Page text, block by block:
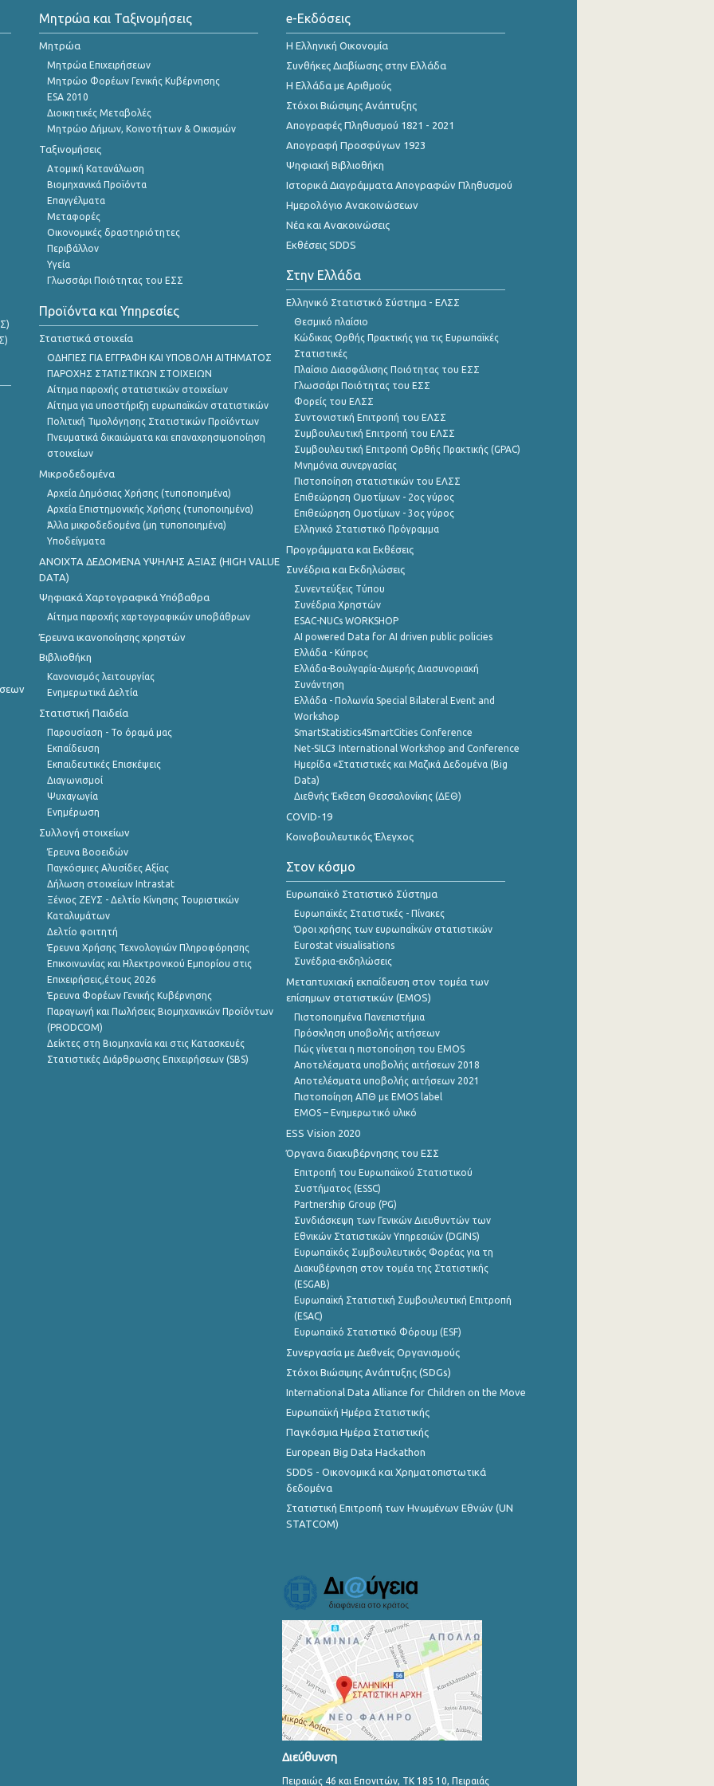
Μητρώα και Ταξινομήσεις
Μητρώα
Μητρώα Επιχειρήσεων
Μητρώο Φορέων Γενικής Κυβέρνησης
ESA 2010
Διοικητικές Μεταβολές
Μητρώο Δήμων, Κοινοτήτων & Οικισμών
Ταξινομήσεις
Ατομική Κατανάλωση
Βιομηχανικά Προϊόντα
Επαγγέλματα
Μεταφορές
Οικονομικές δραστηριότητες
Περιβάλλον
Υγεία
Γλωσσάρι Ποιότητας του ΕΣΣ
Προϊόντα και Υπηρεσίες
Στατιστικά στοιχεία
ΟΔΗΓΙΕΣ ΓΙΑ ΕΓΓΡΑΦΗ ΚΑΙ ΥΠΟΒΟΛΗ ΑΙΤΗΜΑΤΟΣ
ΠΑΡΟΧΗΣ ΣΤΑΤΙΣΤΙΚΩΝ ΣΤΟΙΧΕΙΩΝ
Αίτημα παροχής στατιστικών στοιχείων
Αίτημα για υποστήριξη ευρωπαϊκών στατιστικών
Πολιτική Τιμολόγησης Στατιστικών Προϊόντων
Πνευματικά δικαιώματα και επαναχρησιμοποίηση
στοιχείων
Μικροδεδομένα
Αρχεία Δημόσιας Χρήσης (τυποποιημένα)
Αρχεία Επιστημονικής Χρήσης (τυποποιημένα)
Άλλα μικροδεδομένα (μη τυποποιημένα)
Υποδείγματα
ANOIXTA ΔΕΔΟΜΕΝΑ ΥΨΗΛΗΣ ΑΞΙΑΣ (HIGH VALUE
DATA)
Ψηφιακά Χαρτογραφικά Υπόβαθρα
Αίτημα παροχής χαρτογραφικών υποβάθρων
Έρευνα ικανοποίησης χρηστών
Βιβλιοθήκη
Κανονισμός λειτουργίας
Ενημερωτικά Δελτία
Στατιστική Παιδεία
Παρουσίαση - Το όραμά μας
Εκπαίδευση
Εκπαιδευτικές Επισκέψεις
Διαγωνισμοί
Ψυχαγωγία
Ενημέρωση
Συλλογή στοιχείων
Έρευνα Βοοειδών
Παγκόσμιες Αλυσίδες Αξίας
Δήλωση στοιχείων Intrastat
Ξένιος ΖΕΥΣ - Δελτίο Κίνησης Τουριστικών
Καταλυμάτων
Δελτίο φοιτητή
Έρευνα Χρήσης Τεχνολογιών Πληροφόρησης
Επικοινωνίας και Ηλεκτρονικού Εμπορίου στις
Επιχειρήσεις,έτους 2026
Έρευνα Φορέων Γενικής Κυβέρνησης
Παραγωγή και Πωλήσεις Βιομηχανικών Προϊόντων
(PRODCOM)
Δείκτες στη Βιομηχανία και στις Κατασκευές
Στατιστικές Διάρθρωσης Επιχειρήσεων (SBS)
e-Εκδόσεις
Η Ελληνική Οικονομία
Συνθήκες Διαβίωσης στην Ελλάδα
Η Ελλάδα με Αριθμούς
Στόχοι Βιώσιμης Ανάπτυξης
Απογραφές Πληθυσμού 1821 - 2021
Απογραφή Προσφύγων 1923
Ψηφιακή Βιβλιοθήκη
Ιστορικά Διαγράμματα Απογραφών Πληθυσμού
Ημερολόγιο Ανακοινώσεων
Νέα και Ανακοινώσεις
Εκθέσεις SDDS
Στην Ελλάδα
Ελληνικό Στατιστικό Σύστημα - ΕΛΣΣ
Θεσμικό πλαίσιο
Κώδικας Ορθής Πρακτικής για τις Ευρωπαϊκές
Στατιστικές
Πλαίσιο Διασφάλισης Ποιότητας του ΕΣΣ
Γλωσσάρι Ποιότητας του ΕΣΣ
Φορείς του ΕΛΣΣ
Συντονιστική Επιτροπή του ΕΛΣΣ
Συμβουλευτική Επιτροπή του ΕΛΣΣ
Συμβουλευτική Επιτροπή Ορθής Πρακτικής (GPAC)
Μνημόνια συνεργασίας
Πιστοποίηση στατιστικών του ΕΛΣΣ
Επιθεώρηση Ομοτίμων - 2ος γύρος
Επιθεώρηση Ομοτίμων - 3ος γύρος
Ελληνικό Στατιστικό Πρόγραμμα
Προγράμματα και Εκθέσεις
Συνέδρια και Εκδηλώσεις
Συνεντεύξεις Τύπου
Συνέδρια Χρηστών
ESAC-NUCs WORKSHOP
AI powered Data for AI driven public policies
Ελλάδα - Κύπρος
Ελλάδα-Βουλγαρία-Διμερής Διασυνοριακή
Συνάντηση
Ελλάδα - Πολωνία Special Bilateral Event and
Workshop
SmartStatistics4SmartCities Conference
Net-SILC3 International Workshop and Conference
Ημερίδα «Στατιστικές και Μαζικά Δεδομένα (Big
Data)
Διεθνής Έκθεση Θεσσαλονίκης (ΔΕΘ)
COVID-19
Κοινοβουλευτικός Έλεγχος
Στον κόσμο
Ευρωπαϊκό Στατιστικό Σύστημα
Ευρωπαϊκές Στατιστικές - Πίνακες
Όροι χρήσης των ευρωπαΪκών στατιστικών
Eurostat visualisations
Συνέδρια-εκδηλώσεις
Μεταπτυχιακή εκπαίδευση στον τομέα των
επίσημων στατιστικών (EMOS)
Πιστοποιημένα Πανεπιστήμια
Πρόσκληση υποβολής αιτήσεων
Πώς γίνεται η πιστοποίηση του EMOS
Αποτελέσματα υποβολής αιτήσεων 2018
Αποτελέσματα υποβολής αιτήσεων 2021
Πιστοποίηση ΑΠΘ με EMOS label
EMOS – Ενημερωτικό υλικό
ESS Vision 2020
Όργανα διακυβέρνησης του ΕΣΣ
Επιτροπή του Ευρωπαϊκού Στατιστικού
Συστήματος (ESSC)
Partnership Group (PG)
Συνδιάσκεψη των Γενικών Διευθυντών των
Εθνικών Στατιστικών Υπηρεσιών (DGINS)
Ευρωπαϊκός Συμβουλευτικός Φορέας για τη
Διακυβέρνηση στον τομέα της Στατιστικής
(ESGAB)
Ευρωπαϊκή Στατιστική Συμβουλευτική Επιτροπή
(ESAC)
Ευρωπαϊκό Στατιστικό Φόρουμ (ESF)
Συνεργασία με Διεθνείς Οργανισμούς
Στόχοι Βιώσιμης Ανάπτυξης (SDGs)
International Data Alliance for Children on the Move
Ευρωπαϊκή Ημέρα Στατιστικής
Παγκόσμια Ημέρα Στατιστικής
European Big Data Hackathon
SDDS - Οικονομικά και Χρηματοπιστωτικά
δεδομένα
Στατιστική Επιτροπή των Ηνωμένων Εθνών (UN
STATCOM)
Διεύθυνση
Πειραιώς 46 και Επονιτών, ΤΚ 185 10, Πειραιάς